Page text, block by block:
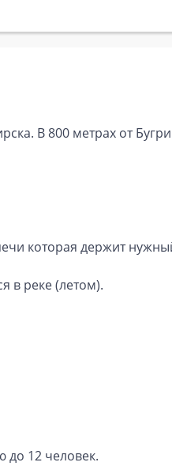
В 800 метрах от
которая держит
в реке (летом).
до 12 человек.